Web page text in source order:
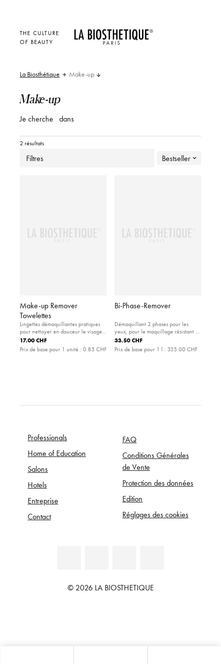
THE CULTURE
OF BEAUTY
La Biosthétique Make-up
Make-up
Je cherche dans
2 résultats
Filtres Bestseller
Make-up Remover
Towelettes
Lingettes démaquillantes pratiques
pour nettoyer en douceur le visage,
les yeux et les lèvres.
17.00 CHF
Prix de base pour 1 unité : 0.85 CHF
Bi-Phase-Remover
Démaquillant 2 phases pour les
yeux, pour le maquillage résistant à
l'eau
33.50 CHF
Prix de base pour 1 l : 335.00 CHF
Professionals
Home of Education
Salons
Hotels
Entreprise
Contact
FAQ
Conditions Générales
de Vente
Protection des données
Edition
Réglages des cookies
© 2026 LA BIOSTHETIQUE